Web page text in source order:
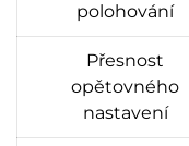
polohování
Přesnost
opětovného
nastavení